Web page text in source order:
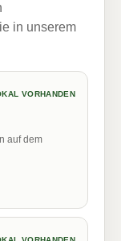
in unserem
VORHANDEN
auf dem